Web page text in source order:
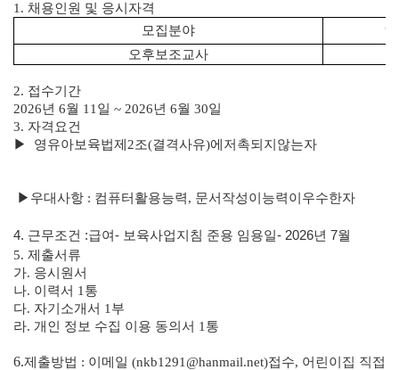
1. 채용인원 및 응시자격
모집분야
오후보조교사
2. 접수기간
2026년 6월 11 일 ~ 2026년 6월 30일
3. 자격요건
▶
영유아보육법제 2조(결격사유)에 저촉되지 않는자
▶ 우대사항 : 컴퓨터활용능력, 문서작성이 능력이 우수한자
4. 근무조건 :급여- 보육사업지침 준용 임용일- 2026년 7월
5. 제출서류
가. 응시원서
나. 이력서 1 통
다. 자기소개서 1 부
라. 개인 정보 수집 이용 동의서 1 통
6.제출방법 : 이메일 (nkb1291@hanmail.net)접수, 어린이집 직접